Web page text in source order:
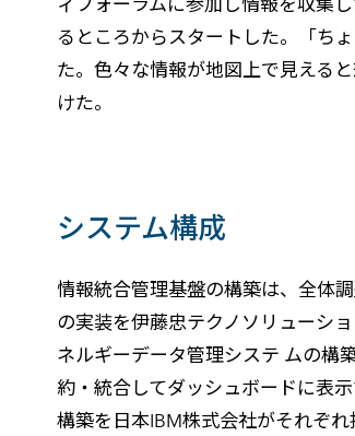
ィフォーラムに参加し情報を収集
るところからスタートした。「ち
た。色々な情報が地図上で見える
けた。
システム構成
情報統合管理基盤の構築は、全体
の実装を伊藤忠テクノソリューシ
ネルギーデータ管理システ ムの構
約・統合してダッシュボードに表
構築を日本IBM株式会社がそれぞれ